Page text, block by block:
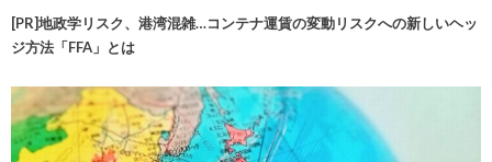
[PR]地政学リスク、港湾混雑…コンテナ運賃の変動リスクへの新しいヘッ
ジ方法「FFA」とは